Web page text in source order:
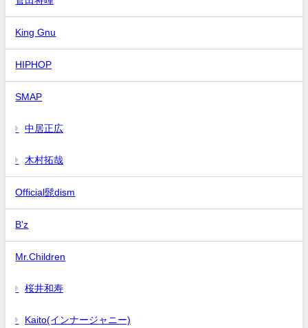
King Gnu
HIPHOP
SMAP
中居正広
木村拓哉
Official髭dism
B'z
Mr.Children
桜井和寿
Kaito(インナージャニー)